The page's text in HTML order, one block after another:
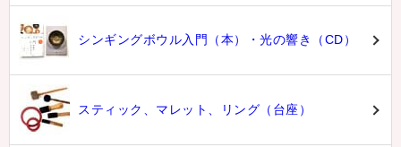
シンギングボウル入門（本）・光の響き（CD）
スティック、マレット、リング（台座）